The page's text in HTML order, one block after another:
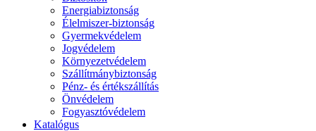
Energiabiztonság
Élelmiszer-biztonság
Gyermekvédelem
Jogvédelem
Környezetvédelem
Szállítmánybiztonság
Pénz- és értékszállítás
Önvédelem
Fogyasztóvédelem
Katalógus